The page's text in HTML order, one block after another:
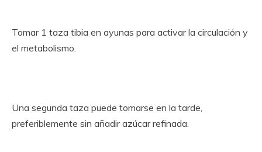
Tomar 1 taza tibia en ayunas para activar la circulación y
el metabolismo.
Una segunda taza puede tomarse en la tarde,
preferiblemente sin añadir azúcar refinada.